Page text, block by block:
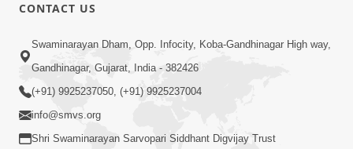
CONTACT US
Swaminarayan Dham, Opp. Infocity, Koba-Gandhinagar High way,
Gandhinagar, Gujarat, India - 382426
(+91) 9925237050, (+91) 9925237004
info@smvs.org
Shri Swaminarayan Sarvopari Siddhant Digvijay Trust